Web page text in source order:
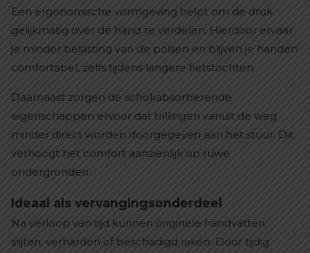
Een ergonomische vormgeving helpt om de druk
gelijkmatig over de hand te verdelen. Hierdoor ervaar
je minder belasting van de polsen en blijven je handen
comfortabel, zelfs tijdens langere fietstochten.
Daarnaast zorgen de schokabsorberende
eigenschappen ervoor dat trillingen vanuit de weg
minder direct worden doorgegeven aan het stuur. Dit
verhoogt het comfort aanzienlijk op ruwe
ondergronden.
Ideaal als vervangingsonderdeel
Na verloop van tijd kunnen originele handvatten
slijten, verharden of beschadigd raken. Door tijdig